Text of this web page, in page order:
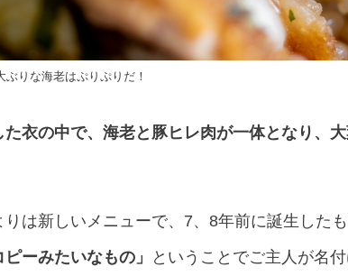
ぶりな海老はぷりぷりだ！
た衣の中で、海老と豚ヒレ肉が一体となり、
は新しいメニューで、7、8年前に誕生した
ーみたいなもの」 ということでご主人が名付